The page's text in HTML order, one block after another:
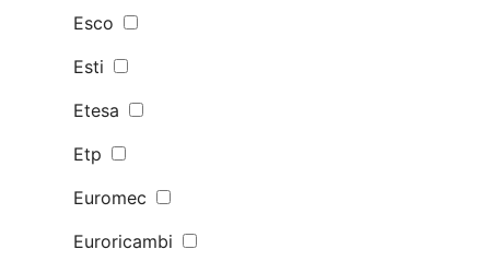
Esco
Esti
Etesa
Etp
Euromec
Euroricambi